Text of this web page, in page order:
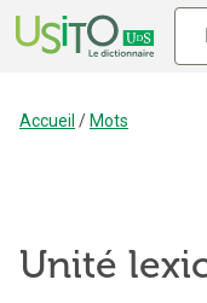
Accueil / Mots
Unité